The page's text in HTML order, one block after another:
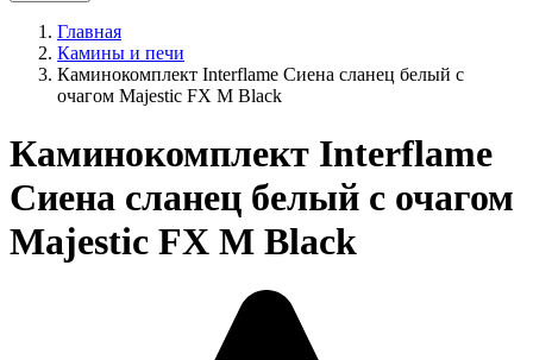
Главная
Камины и печи
Каминокомплект Interflame Сиена сланец белый с
очагом Majestic FX M Black
Каминокомплект Interflame
Сиена сланец белый с очагом
Majestic FX M Black